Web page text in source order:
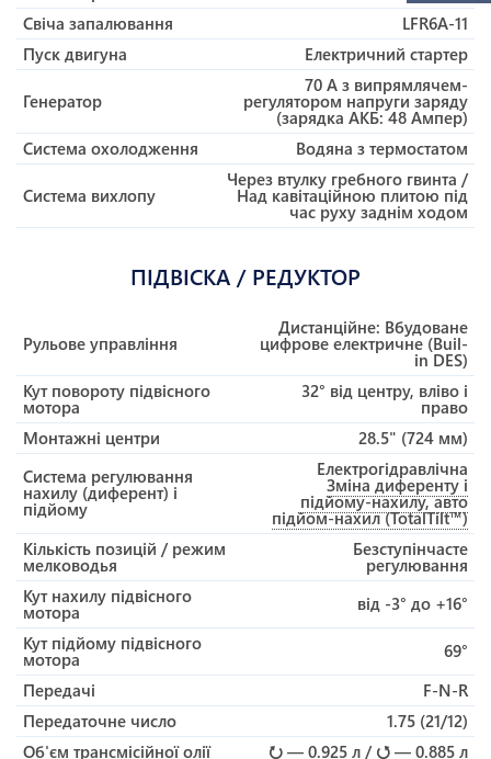
Свіча запалювання
LFR6A-11
Пуск двигуна
Електричний стартер
Генератор
70 A з випрямлячем-
регулятором напруги заряду
(зарядка АКБ: 48 Ампер)
Система охолодження
Водяна з термостатом
Система вихлопу
Через втулку гребного гвинта /
Над кавітаційною плитою під
час руху заднім ходом
ПІДВІСКА / РЕДУКТОР
Рульове управління
Дистанційне: Вбудоване
цифрове електричне (Buil-
in DES)
Кут повороту підвісного
мотора
32° від центру, вліво і
право
Монтажні центри
28.5" (724 мм)
Система регулювання
нахилу (диферент) і
підйому
Електрогідравлічна
Зміна диференту і
підйому-нахилу, авто
підйом-нахил (TotalTilt™)
Кількість позицій / режим
мелководья
Безступінчасте
регулювання
Кут нахилу підвісного
мотора
від -3° до +16°
Кут підйому підвісного
мотора
69°
Передачі
F-N-R
Передаточне число
1.75 (21/12)
Об'єм трансмісійної олії
⭮ — 0.925 л / ⭯ — 0.885 л